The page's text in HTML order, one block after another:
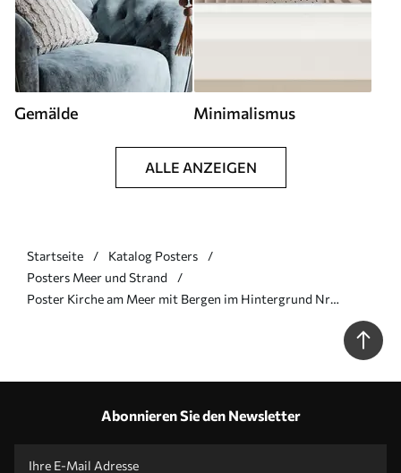
Gemälde Minimalismus
ALLE ANZEIGEN
Startseite
Katalog Posters
Posters Meer und Strand
Poster Kirche am Meer mit Bergen im Hintergrund Nr
Abonnieren Sie den Newsletter